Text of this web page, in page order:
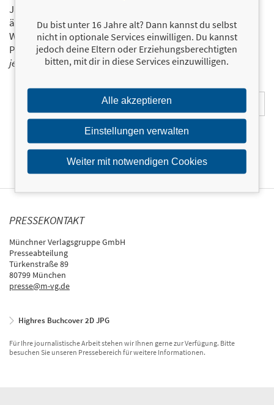
Ja, ich will über interessante Neuerscheinungen und
ähnliche Produkte informiert werden.
Wir halten Sie per E-Mail auf dem aktuellen Stand über das
Programm der Münchner Verlagsgruppe.Tragen Sie sich
jetzt ein!
PRESSEKONTAKT
Münchner Verlagsgruppe GmbH
Presseabteilung
Türkenstraße 89
80799 München
presse@m-vg.de
Highres Buchcover 2D JPG
Für Ihre journalistische Arbeit stehen wir Ihnen gerne zur Verfügung. Bitte
besuchen Sie unseren Pressebereich für weitere Informationen.
Du bist unter 16 Jahre alt? Dann kannst du selbst
nicht in optionale Services einwilligen. Du kannst
jedoch deine Eltern oder Erziehungsberechtigten
bitten, mit dir in diese Services einzuwilligen.
Alle akzeptieren
Einstellungen verwalten
Weiter mit notwendigen Cookies